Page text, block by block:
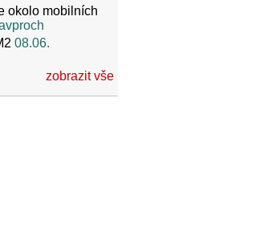
okolo mobilních
08.06.
zobrazit vše